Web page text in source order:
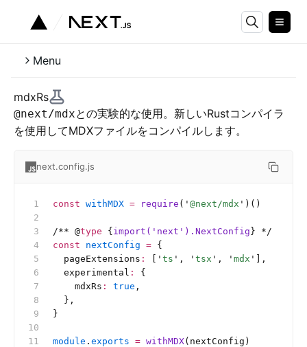
Menu
mdxRs
@next/mdxとの実験的な使用。新しいRustコンパイラ
を使用してMDXファイルをコンパイルします。
next.config.js
const withMDX = require ( ' @next/mdx ' )()
/** @type { import('next').NextConfig } */
const nextConfig = {
  pageExtensions
: ' ts ' , ' tsx ' , ' mdx '
],
  experimental
:
{
    mdxRs
: true ,
  },
}
module . exports = withMDX(nextConfig)